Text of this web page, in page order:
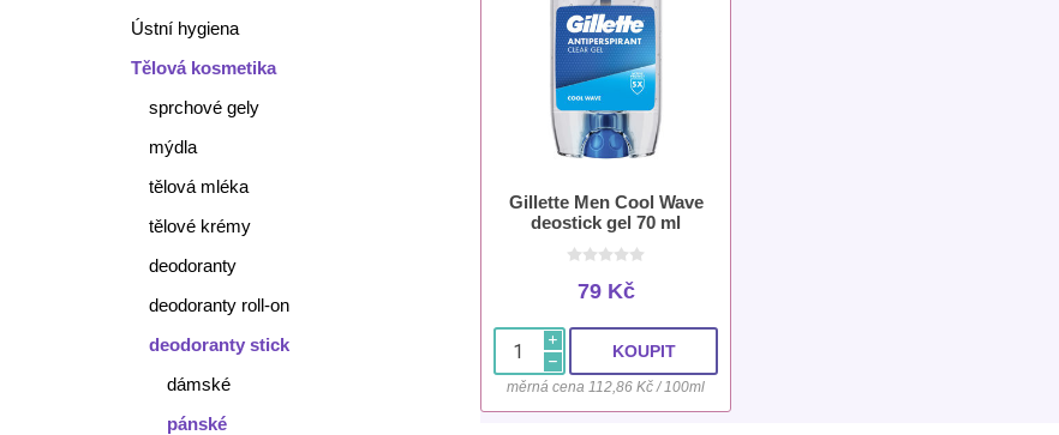
Gillette Men Cool Wave
deostick gel 70 ml
79 Kč
i
h
měrná cena 112,86 Kč / 100ml
Ústní hygiena
Tělová kosmetika
sprchové gely
mýdla
tělová mléka
tělové krémy
deodoranty
deodoranty roll-on
deodoranty stick
dámské
pánské